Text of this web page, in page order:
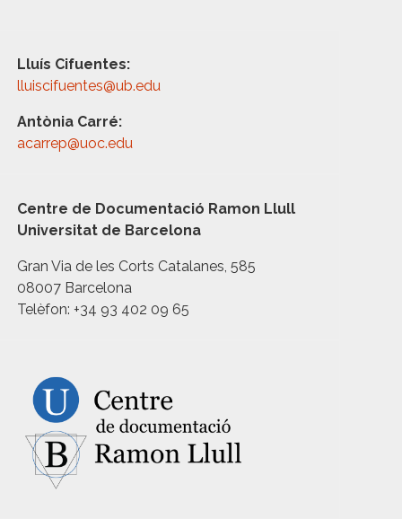
Lluís Cifuentes:
lluiscifuentes@ub.edu
Antònia Carré:
acarrep@uoc.edu
Centre de Documentació Ramon Llull
Universitat de Barcelona
Gran Via de les Corts Catalanes, 585
08007 Barcelona
Telèfon: +34 93 402 09 65